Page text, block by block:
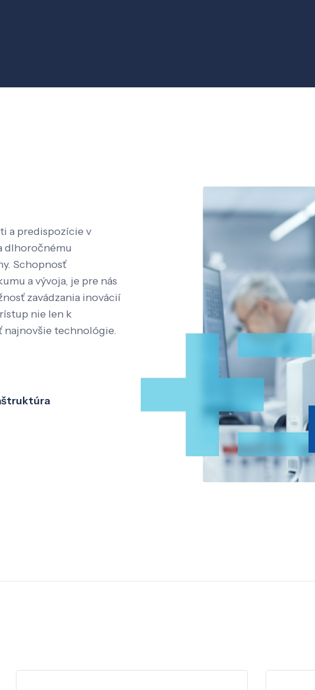
a predispozície v
dlhoročnému
Schopnosť
a vývoja, je pre nás
zavádzania inovácií
nie len k
najnovšie technológie.